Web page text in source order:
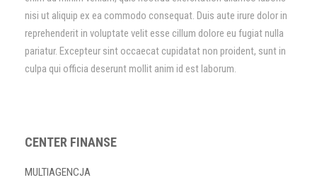
nisi ut aliquip ex ea commodo consequat. Duis aute irure dolor in
reprehenderit in voluptate velit esse cillum dolore eu fugiat nulla
pariatur. Excepteur sint occaecat cupidatat non proident, sunt in
culpa qui officia deserunt mollit anim id est laborum.
CENTER FINANSE
MULTIAGENCJA